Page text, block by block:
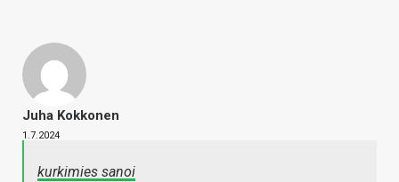
Juha Kokkonen
1.7.2024
kurkimies sanoi